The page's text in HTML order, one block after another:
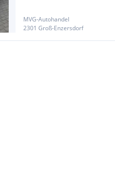
MVG-Autohandel
2301 Groß-Enzersdorf